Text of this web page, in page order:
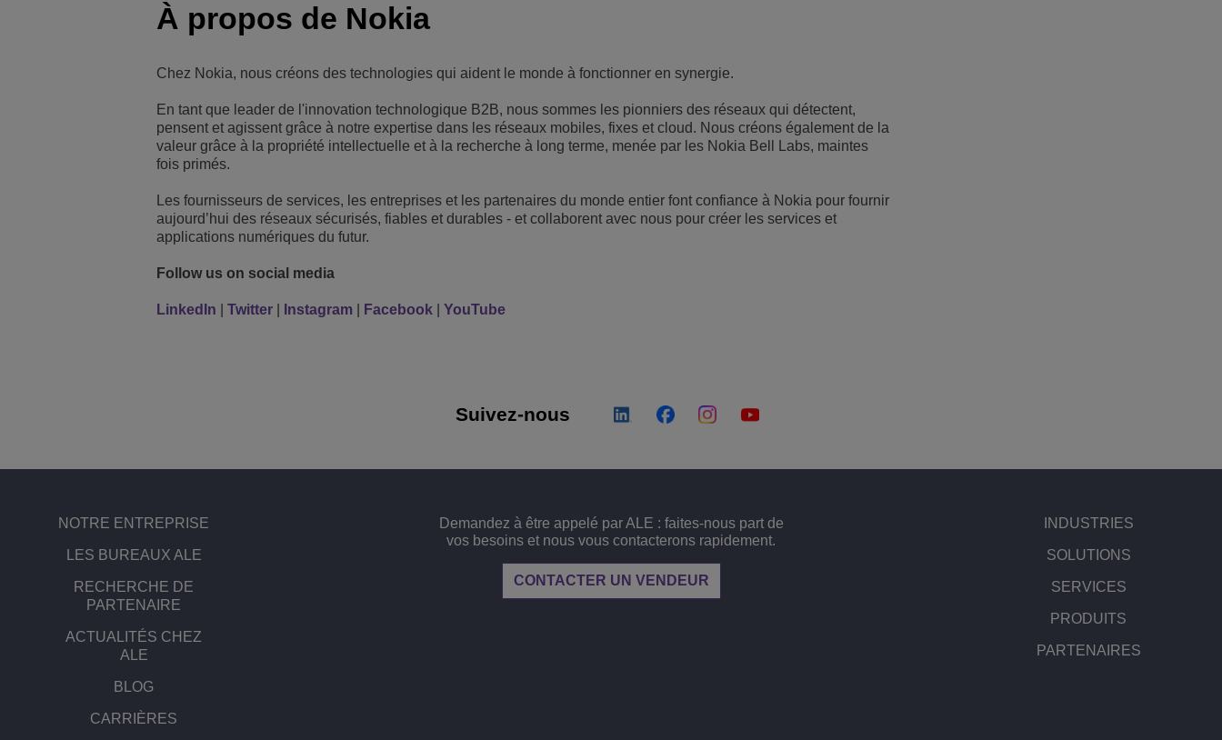
À propos de Nokia
Chez Nokia, nous créons des technologies qui aident le monde à fonctionner en synergie.
En tant que leader de l'innovation technologique B2B, nous sommes les pionniers des réseaux qui détectent,
pensent et agissent grâce à notre expertise dans les réseaux mobiles, fixes et cloud. Nous créons également de la
valeur grâce à la propriété intellectuelle et à la recherche à long terme, menée par les Nokia Bell Labs, maintes
fois primés.
Les fournisseurs de services, les entreprises et les partenaires du monde entier font confiance à Nokia pour fournir
aujourd’hui des réseaux sécurisés, fiables et durables - et collaborent avec nous pour créer les services et
applications numériques du futur.
Follow us on social media
LinkedIn Twitter Instagram Facebook YouTube
Suivez-nous
NOTRE ENTREPRISE
LES BUREAUX ALE
RECHERCHE DE
PARTENAIRE
ACTUALITÉS CHEZ
ALE
BLOG
CARRIÈRES
Demandez à être appelé par ALE : faites-nous part de
vos besoins et nous vous contacterons rapidement.
CONTACTER UN VENDEUR
INDUSTRIES
SOLUTIONS
SERVICES
PRODUITS
PARTENAIRES